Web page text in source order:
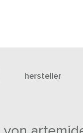
hersteller